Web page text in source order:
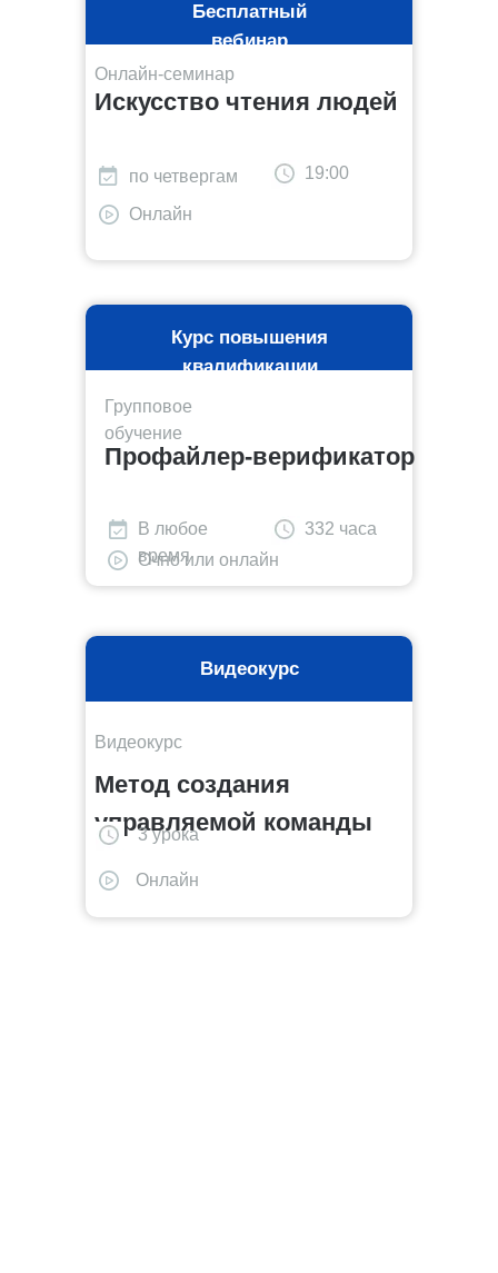
Бесплатный
вебинар
Онлайн-семинар
Искусство чтения людей
по четвергам 19:00
Онлайн
Курс повышения
квалификации
Видеокурс
Видеокурс
Метод создания
управляемой команды
3 урока
Онлайн
Профайлер-верификатор
332 часа
В любое
время
Очно или онлайн
Групповое
обучение